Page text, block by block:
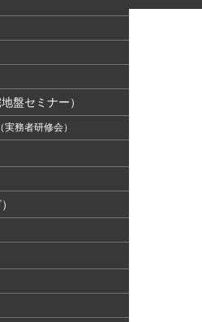
盤セミナー）
務者研修会）